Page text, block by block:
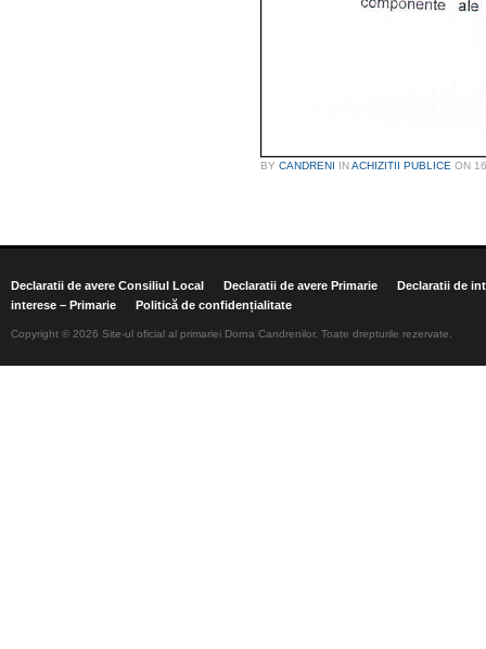
BY CANDRENI INACHIZITII PUBLICE ON
Declaratii de avere Consiliul Local Declaratii de avere Primarie
Declaratii de
interese – Primarie
Politică de confidențialitate
Copyright © 2026 Site-ul oficial al primariei Dorna Candrenilor. Toate drepturile rezervate.